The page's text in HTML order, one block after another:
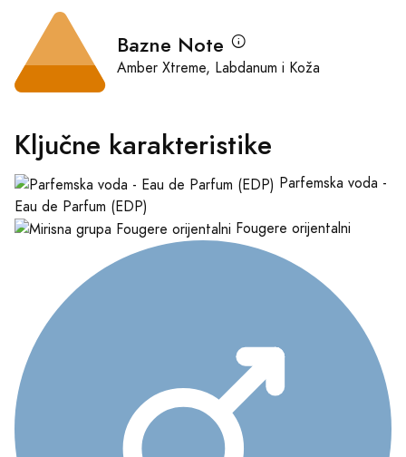
Bazne Note
Amber Xtreme, Labdanum i Koža
Ključne karakteristike
Parfemska voda -
Eau de Parfum (EDP)
Fougere orijentalni